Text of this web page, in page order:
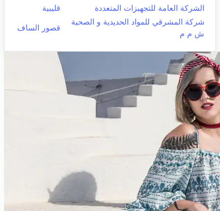
الشركة العامة للتجهيزات المتعددة
قليبية
شركة المشرقي للمواد الحديدية و الصحية
ش م م
قصور الساف